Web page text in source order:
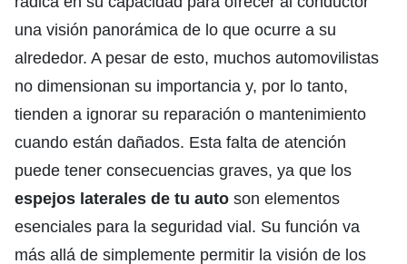
una visión panorámica de lo que ocurre a su
alrededor. A pesar de esto, muchos automovilistas
no dimensionan su importancia y, por lo tanto,
tienden a ignorar su reparación o mantenimiento
cuando están dañados. Esta falta de atención
puede tener consecuencias graves, ya que los
espejos laterales de tu auto son elementos
esenciales para la seguridad vial. Su función va
más allá de simplemente permitir la visión de los